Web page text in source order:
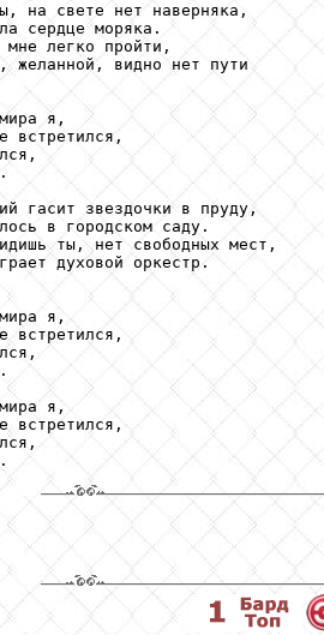
на свете нет наверняка,
сердце моряка.
легко пройти,
видно нет пути
я,
гасит звездочки в пруду,
в городском саду.
ты, нет свободных мест,
духовой оркестр.
я,
встретился,
я,
встретился,